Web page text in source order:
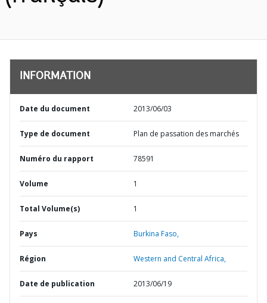
INFORMATION
Date du document 2013/06/03
Type de document Plan de passation des marchés
Numéro du rapport 78591
Volume 1
Total Volume(s) 1
Pays Burkina Faso,
Région Western and Central Africa,
Date de publication 2013/06/19